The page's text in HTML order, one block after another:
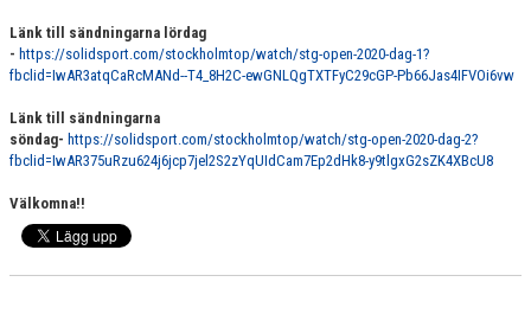
Länk till sändningarna lördag
- https://solidsport.com/stockholmtop/watch/stg-open-2020-dag-1?
fbclid=IwAR3atqCaRcMANd--T4_8H2C-ewGNLQgTXTFyC29cGP-Pb66Jas4IFVOi6vw
Länk till sändningarna
söndag- https://solidsport.com/stockholmtop/watch/stg-open-2020-dag-2?
fbclid=IwAR375uRzu624j6jcp7jel2S2zYqUIdCam7Ep2dHk8-y9tlgxG2sZK4XBcU8
Välkomna!!